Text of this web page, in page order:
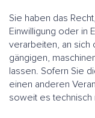
Sie haben das
Einwilligung oder in
verarbeiten, an sich
gängigen,
lassen. Sofern Sie
einen anderen
soweit es technisch